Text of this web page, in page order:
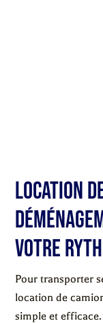
Location
votre
Pour transporter
location de
simple et